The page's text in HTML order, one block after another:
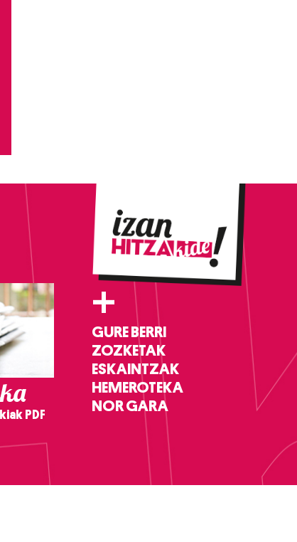
PDF
+
GURE BERRI
ZOZKETAK
ESKAINTZAK
HEMEROTEKA
NOR GARA